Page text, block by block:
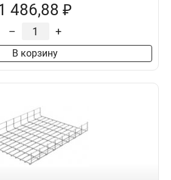
486,88 ₽
– +
В корзину